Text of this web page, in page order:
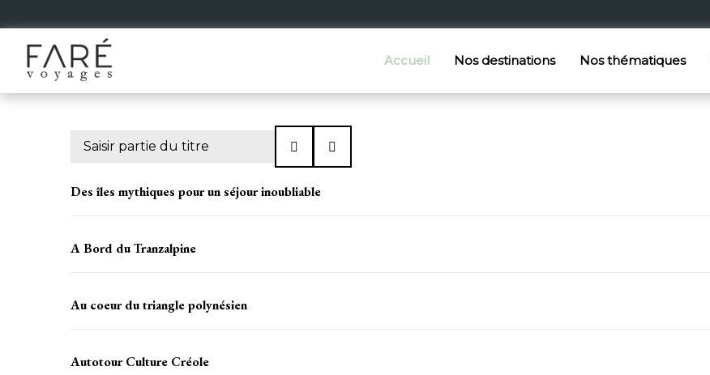
Accueil Nos destinations Nos thématiques
Des îles mythiques pour un séjour inoubliable
A Bord du Tranzalpine
Au coeur du triangle polynésien
Autotour Culture Créole